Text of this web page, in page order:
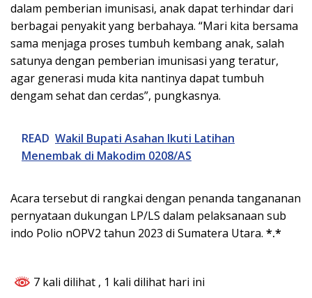
dalam pemberian imunisasi, anak dapat terhindar dari
berbagai penyakit yang berbahaya. “Mari kita bersama
sama menjaga proses tumbuh kembang anak, salah
satunya dengan pemberian imunisasi yang teratur,
agar generasi muda kita nantinya dapat tumbuh
dengam sehat dan cerdas”, pungkasnya.
READ Wakil Bupati Asahan Ikuti Latihan
Menembak di Makodim 0208/AS
Acara tersebut di rangkai dengan penanda tangananan
pernyataan dukungan LP/LS dalam pelaksanaan sub
indo Polio nOPV2 tahun 2023 di Sumatera Utara. *.*
7 kali dilihat , 1 kali dilihat hari ini